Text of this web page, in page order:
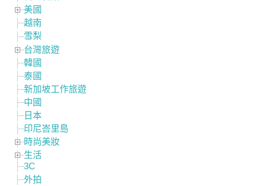
美國
越南
雪梨
台灣旅遊
韓國
泰國
新加坡工作旅遊
中國
日本
印尼峇里島
時尚美妝
生活
3C
外拍